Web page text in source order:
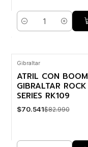
Cantidad
Gibraltar
ATRIL CON BOOM
GIBRALTAR ROCK
SERIES RK109
$70.541$82.990